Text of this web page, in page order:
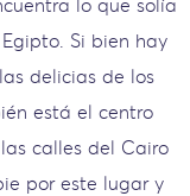
Si bien hay
delicias de los
está el centro
calles del Cairo
por este lugar y